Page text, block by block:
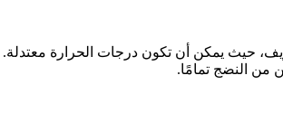
حيث يمكن أن تكون درجات الحرارة معتدلة.